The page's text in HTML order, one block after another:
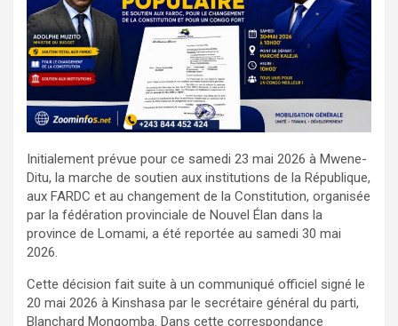
Initialement prévue pour ce samedi 23 mai 2026 à Mwene-
Ditu, la marche de soutien aux institutions de la République,
aux FARDC et au changement de la Constitution, organisée
par la fédération provinciale de Nouvel Élan dans la
province de Lomami, a été reportée au samedi 30 mai
2026.
Cette décision fait suite à un communiqué officiel signé le
20 mai 2026 à Kinshasa par le secrétaire général du parti,
Blanchard Mongomba. Dans cette correspondance